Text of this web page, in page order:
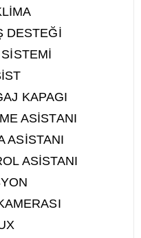
DESTEĞİ
KAPAGI
ASİSTANI
ASİSTANI
ASİSTANI